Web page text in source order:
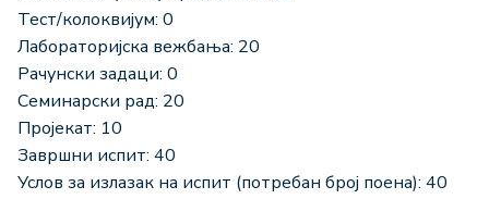
Тест/колоквијум: 0
Лабораторијска вежбања: 20
Рачунски задаци: 0
Семинарски рад: 20
Пројекат: 10
Завршни испит: 40
Услов за излазак на испит (потребан број поена): 40